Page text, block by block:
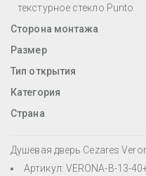
текстурное стекло Punto
Сторона монтажа
Размер
Тип открытия
Категория
Страна
Душевая дверь Cezares
Артикул: VERONA-B-13-